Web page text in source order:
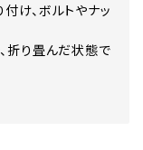
け、ボルトやナッ
折り畳んだ状態で